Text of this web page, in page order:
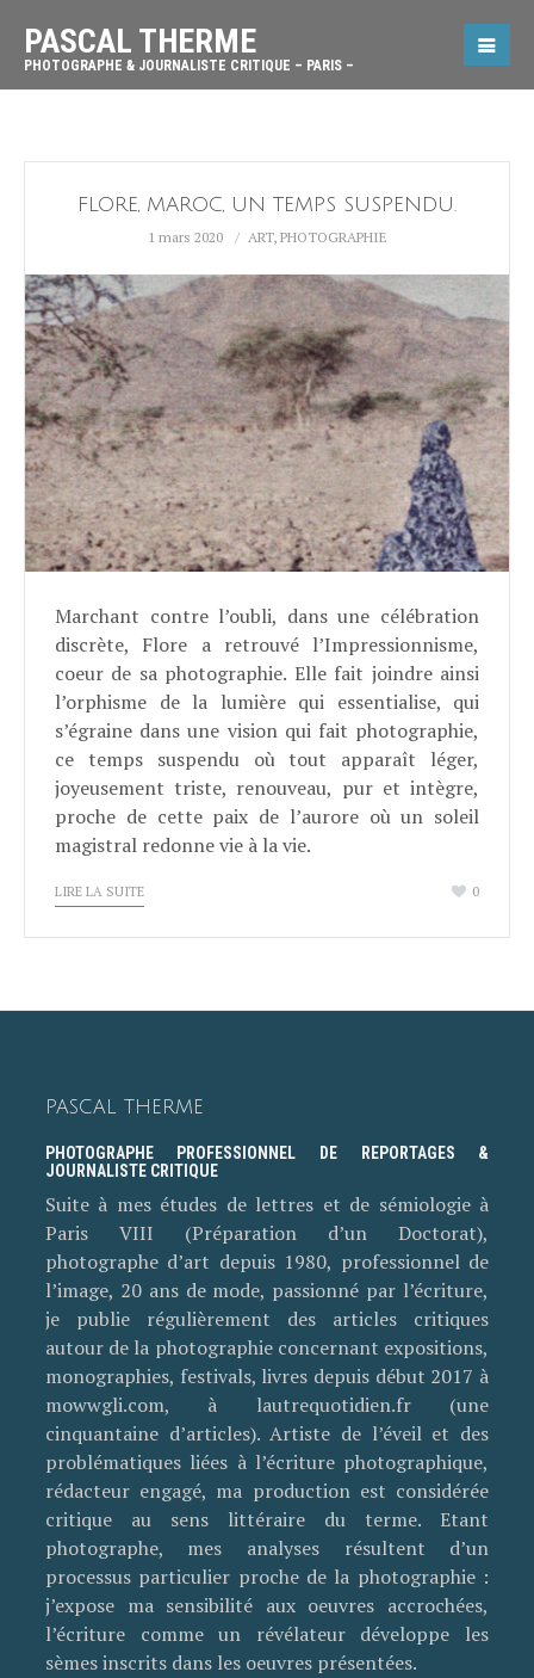
PASCAL THERME
PHOTOGRAPHE & JOURNALISTE CRITIQUE – PARIS –
FLORE, MAROC, UN TEMPS SUSPENDU.
1 mars 2020 ART, PHOTOGRAPHIE
Marchant contre l’oubli, dans une célébration
discrète, Flore a retrouvé l’Impressionnisme,
coeur de sa photographie. Elle fait joindre ainsi
l’orphisme de la lumière qui essentialise, qui
s’égraine dans une vision qui fait photographie,
ce temps suspendu où tout apparaît léger,
joyeusement triste, renouveau, pur et intègre,
proche de cette paix de l’aurore où un soleil
magistral redonne vie à la vie.
LIRE LA SUITE 0
PASCAL THERME
PHOTOGRAPHE PROFESSIONNEL DE REPORTAGES &
JOURNALISTE CRITIQUE
Suite à mes études de lettres et de sémiologie à
Paris VIII (Préparation d’un Doctorat),
photographe d’art depuis 1980, professionnel de
l’image, 20 ans de mode, passionné par l’écriture,
je publie régulièrement des articles critiques
autour de la photographie concernant expositions,
monographies, festivals, livres depuis début 2017 à
mowwgli.com, à lautrequotidien.fr (une
cinquantaine d’articles). Artiste de l’éveil et des
problématiques liées à l’écriture photographique,
rédacteur engagé, ma production est considérée
critique au sens littéraire du terme. Etant
photographe, mes analyses résultent d’un
processus particulier proche de la photographie :
j’expose ma sensibilité aux oeuvres accrochées,
l’écriture comme un révélateur développe les
sèmes inscrits dans les oeuvres présentées.